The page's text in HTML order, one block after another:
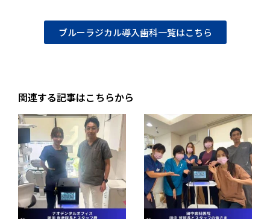
ブルーラジカル導入歯科一覧はこちら
関連する記事はこちらから